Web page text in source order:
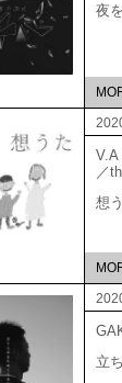
夜
V.A
／
想
立